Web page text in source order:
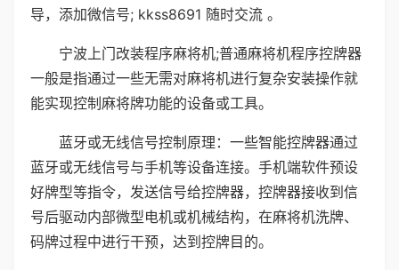
导，添加微信号; kkss8691 随时交流 。
宁波上门改装程序麻将机;普通麻将机程序控牌器
一般是指通过一些无需对麻将机进行复杂安装操作就
能实现控制麻将牌功能的设备或工具。
蓝牙或无线信号控制原理：一些智能控牌器通过
蓝牙或无线信号与手机等设备连接。手机端软件预设
好牌型等指令，发送信号给控牌器，控牌器接收到信
号后驱动内部微型电机或机械结构，在麻将机洗牌、
码牌过程中进行干预，达到控牌目的。